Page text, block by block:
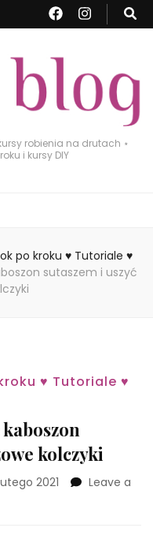
robienia na drutach ⋆
i kursy DIY
po kroku ♥ Tutoriale ♥
sutaszem i uszyć
♥ Tutoriale ♥
kolczyki
2021
Leave a